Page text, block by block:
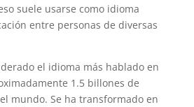
suele usarse como idioma
entre personas de diversas
el idioma más hablado en
1.5 billones de
mundo. Se ha transformado en